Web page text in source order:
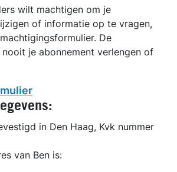
wilt machtigen om je
of informatie op te vragen,
De
je abonnement verlengen of
in Den Haag, Kvk nummer
van Ben is: